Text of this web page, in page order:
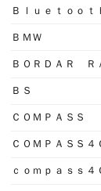
Ｂｌｕｅｔｏｏｔ
ＢＭＷ
ＢＯＲＤＡＲ Ｒ
ＢＳ
ＣＯＭＰＡＳＳ
ＣＯＭＰＡＳＳ４
ｃｏｍｐａｓｓ４